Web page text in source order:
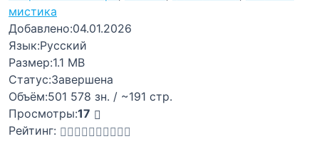
мистика
Добавлено:04.01.2026
Язык:Русский
Размер:1.1 MB
Статус:Завершена
Объём:501 578 зн. / ~191 стр.
Просмотры:17
Рейтинг: